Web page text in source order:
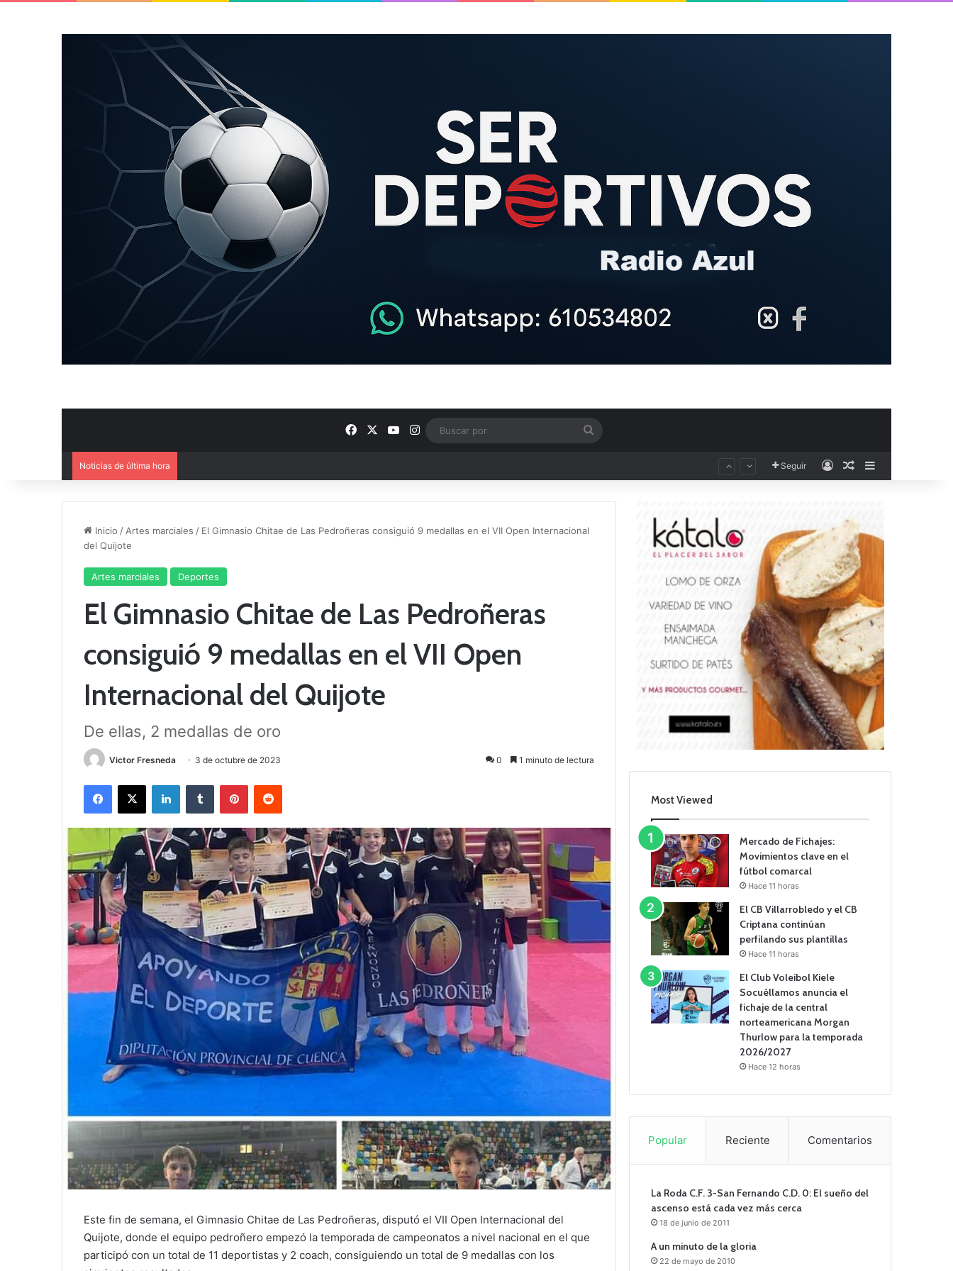
FacebookYouTube
Instagram
Noticias de última hora Seguir AccesoPublicación al
Inicio / Artes marciales / El Gimnasio Chitae de Las Pedroñeras consiguió 9 medallas en el VII Open Internacional
del Quijote
Artes marciales Deportes
El Gimnasio Chitae de Las Pedroñeras
consiguió 9 medallas en el VII Open
Internacional del Quijote
De ellas, 2 medallas de oro
Victor Fresneda 3 de octubre de 2023 0 1 minuto de lectura
Este fin de semana, el Gimnasio Chitae de Las Pedroñeras, disputó el VII Open Internacional del
Quijote, donde el equipo pedroñero empezó la temporada de campeonatos a nivel nacional en el que
participó con un total de 11 deportistas y 2 coach, consiguiendo un total de 9 medallas con los
Most Viewed
Mercado de Fichajes:
Movimientos clave en el
fútbol comarcal
Hace 11 horas
El CB Villarrobledo y el CB
Criptana continúan
perfilando sus plantillas
Hace 11 horas
El Club Voleibol Kiele
Socuéllamos anuncia el
fichaje de la central
norteamericana Morgan
Thurlow para la temporada
2026/2027
Hace 12 horas
Popular Reciente Comentarios
La Roda C.F. 3-San Fernando C.D. 0: El sueño del
ascenso está cada vez más cerca
18 de junio de 2011
A un minuto de la gloria
22 de mayo de 2010